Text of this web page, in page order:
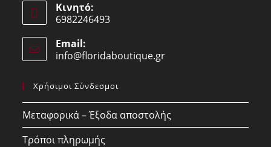
in
your
application
Κινητό:
6982246493
in
your
Email:
info@floridaboutique.grOpens
Χρήσιμοι Σύνδεσμοι
Μεταφορικά – Έξοδα αποστολής
Τρόποι πληρωμής